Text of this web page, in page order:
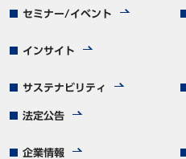
セミナー/イベント
インサイト
サステナビリティ
法定公告
企業情報